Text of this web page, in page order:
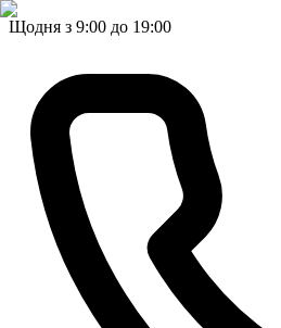
Щодня з 9:00 до 19:00